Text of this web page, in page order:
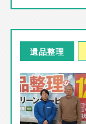
遺品整理